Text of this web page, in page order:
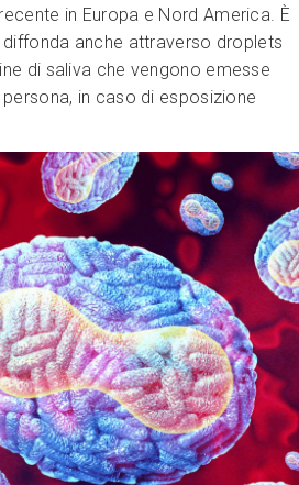
in Europa e Nord America. È
anche attraverso droplets
di saliva che vengono emesse
in caso di esposizione